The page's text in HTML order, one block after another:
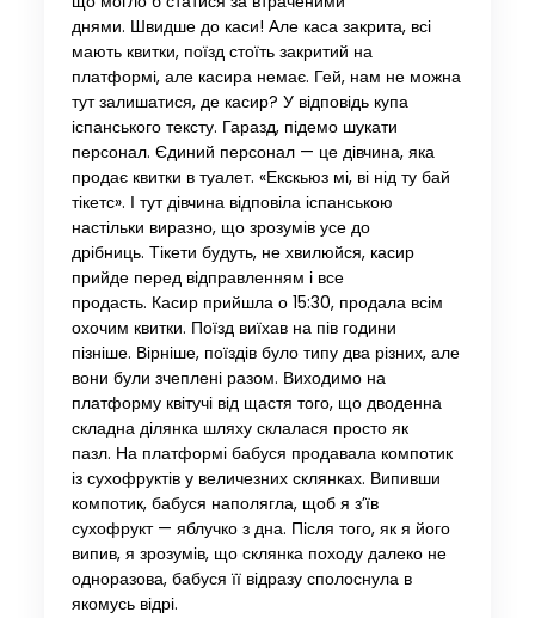
днями. Швидше до каси! Але каса закрита, всі
мають квитки, поїзд стоїть закритий на
платформі, але касира немає. Гей, нам не можна
тут залишатися, де касир? У відповідь купа
іспанського тексту. Гаразд, підемо шукати
персонал. Єдиний персонал — це дівчина, яка
продає квитки в туалет. «Екскьюз мі, ві нід ту бай
тікетс». І тут дівчина відповіла іспанською
настільки виразно, що зрозумів усе до
дрібниць. Тікети будуть, не хвилюйся, касир
прийде перед відправленням і все
продасть. Касир прийшла о 15:30, продала всім
охочим квитки. Поїзд виїхав на пів години
пізніше. Вірніше, поїздів було типу два різних, але
вони були зчеплені разом. Виходимо на
платформу квітучі від щастя того, що дводенна
складна ділянка шляху склалася просто як
пазл. На платформі бабуся продавала компотик
із сухофруктів у величезних склянках. Випивши
компотик, бабуся наполягла, щоб я з’їв
сухофрукт — яблучко з дна. Після того, як я його
випив, я зрозумів, що склянка походу далеко не
одноразова, бабуся її відразу сполоснула в
якомусь відрі.